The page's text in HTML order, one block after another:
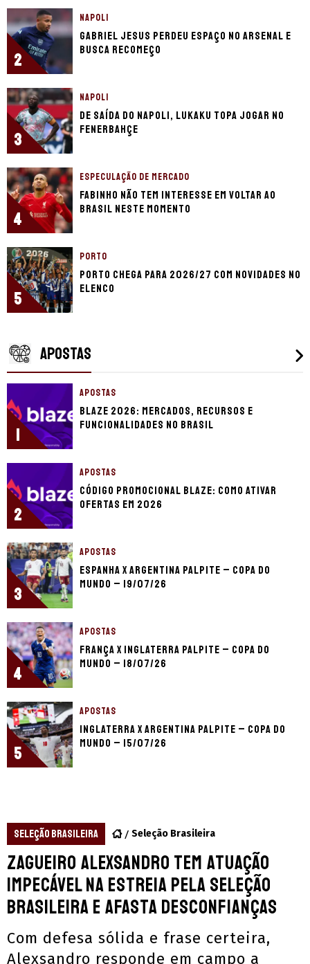
2
NAPOLI
Gabriel Jesus perdeu espaço no Arsenal e
busca recomeço
3
NAPOLI
De saída do Napoli, Lukaku topa jogar no
Fenerbahçe
4
ESPECULAÇÃO DE MERCADO
Fabinho não tem interesse em voltar ao
Brasil neste momento
5
PORTO
Porto chega para 2026/27 com novidades no
elenco
APOSTAS
1
APOSTAS
Blaze 2026: mercados, recursos e
funcionalidades no Brasil
2
APOSTAS
Código promocional Blaze: como ativar
ofertas em 2026
3
APOSTAS
Espanha x Argentina palpite – Copa do
Mundo – 19/07/26
4
APOSTAS
França x Inglaterra palpite – Copa do
Mundo – 18/07/26
5
APOSTAS
Inglaterra x Argentina palpite – Copa do
Mundo – 15/07/26
SELEÇÃO BRASILEIRA Seleção Brasileira
Zagueiro Alexsandro tem atuação
impecável na estreia pela Seleção
Brasileira e afasta desconfianças
Com defesa sólida e frase certeira,
Alexsandro responde em campo a